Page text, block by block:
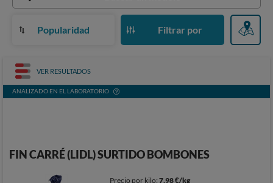
Popularidad Filtrar por
VER RESULTADOS
ANALIZADO EN EL LABORATORIO
FIN CARRÉ (LIDL) SURTIDO BOMBONES
Precio por kilo:7,98 €/kg